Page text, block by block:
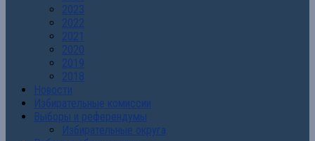
2023
2022
2021
2020
2019
2018
Новости
Избирательные комиссии
Выборы и референдумы
Избирательные округа